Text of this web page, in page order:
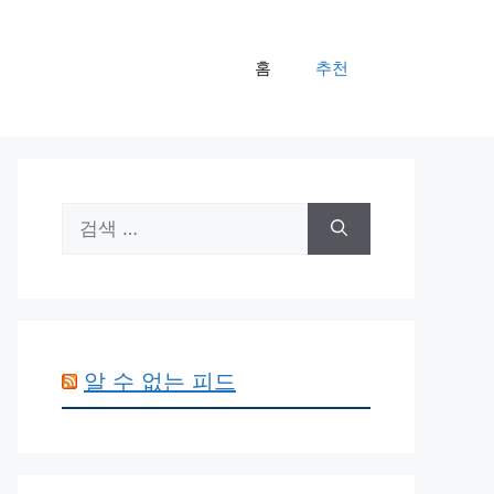
홈 추천
색:
알 수 없는 피드